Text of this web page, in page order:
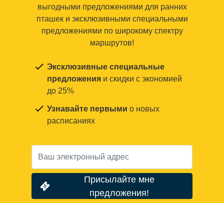
выгодными предложениями для ранних
пташек и эксклюзивными специальными
предложениями по широкому спектру
маршрутов!
Эксклюзивные специальные
предложения и скидки с экономией
до 25%
Узнавайте первыми о новых
расписаниях
Присылайте мне
предложения!